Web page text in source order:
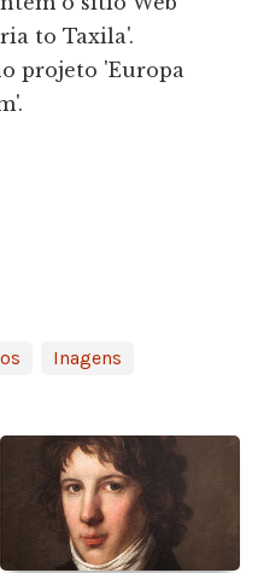
to Taxila'.
projeto 'Europa
Inagens